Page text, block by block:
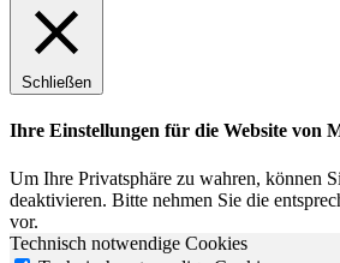
Schließen
Ihre Einstellungen für die Website von
Um Ihre Privatsphäre zu wahren, können
deaktivieren. Bitte nehmen Sie die
vor.
Technisch notwendige Cookies